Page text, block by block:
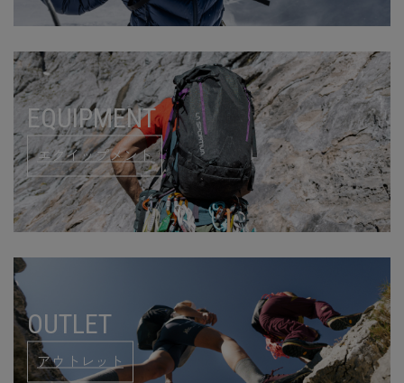
EQUIPMENT
エクイップメント
OUTLET
アウトレット